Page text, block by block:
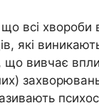
всі хвороби
які
вивчає